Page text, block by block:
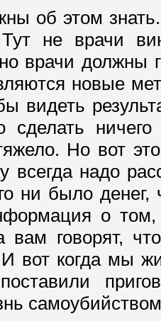
об этом
не врачи
врачи должны
новые
видеть
сделать
Но вот
всегда надо
ни было
о том,
вам говорят,
И вот когда мы